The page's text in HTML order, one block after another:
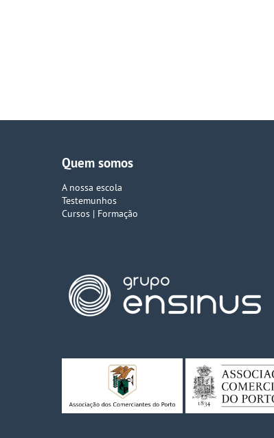
Quem somos
A nossa escola
Testemunhos
Cursos | Formação